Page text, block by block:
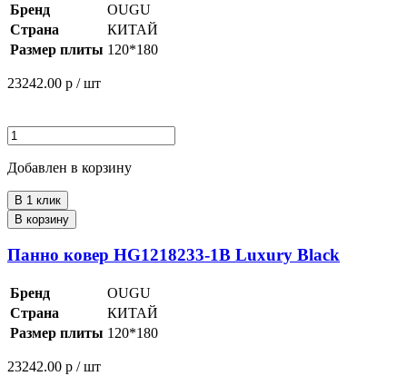
Бренд
OUGU
Страна
КИТАЙ
Размер плиты 120*180
23242.00 р / шт
Добавлен в корзину
В 1 клик
В корзину
Панно ковер HG1218233-1B Luxury Black
Бренд
OUGU
Страна
КИТАЙ
Размер плиты 120*180
23242.00 р / шт